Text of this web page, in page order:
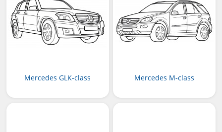
Mercedes GLK-class Mercedes M-class